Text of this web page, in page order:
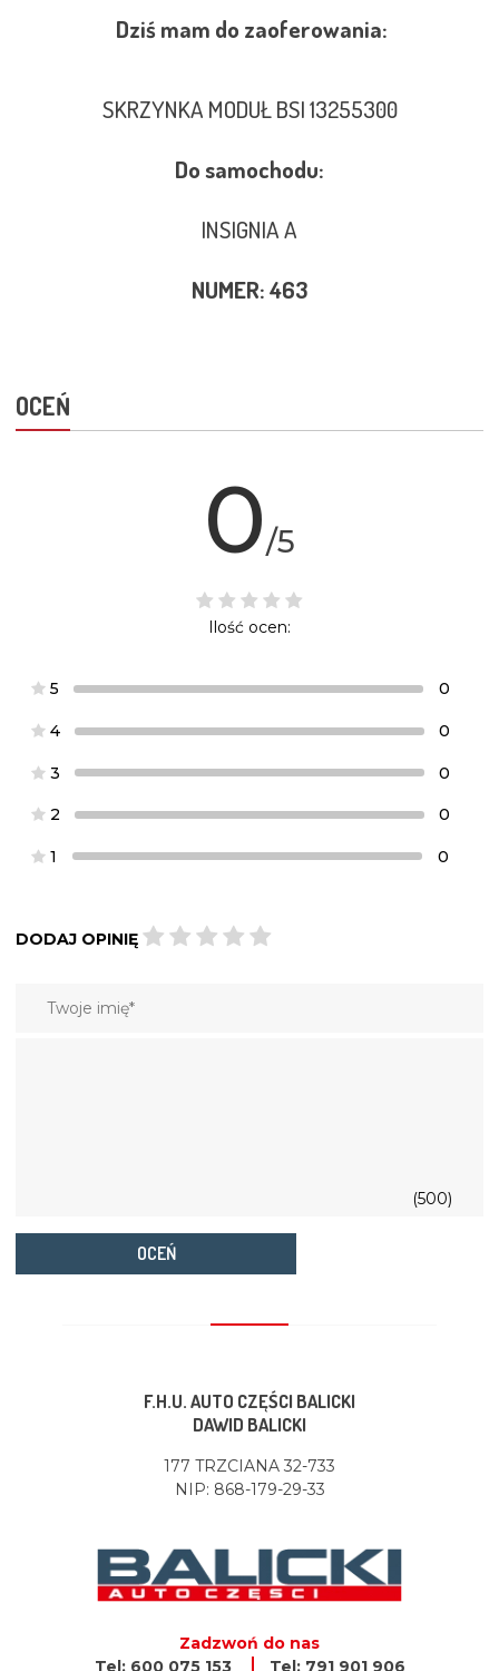
Dziś mam do zaoferowania:
SKRZYNKA MODUŁ BSI 13255300
Do samochodu:
INSIGNIA A
NUMER: 463
OCEŃ
0/5
Ilość ocen:
5 0
4 0
3 0
2 0
1 0
DODAJ OPINIĘ
(500)
OCEŃ
F.H.U. AUTO CZĘŚCI BALICKI
DAWID BALICKI
177 TRZCIANA 32-733
NIP: 868-179-29-33
Zadzwoń do nas
Tel: 600 075 153
Tel: 791 901 906